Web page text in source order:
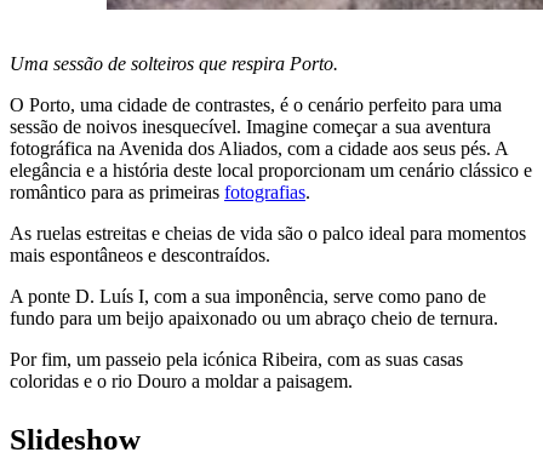
Uma sessão de solteiros que respira Porto.
O Porto, uma cidade de contrastes, é o cenário perfeito para uma
sessão de noivos inesquecível. Imagine começar a sua aventura
fotográfica na Avenida dos Aliados, com a cidade aos seus pés. A
elegância e a história deste local proporcionam um cenário clássico e
romântico para as primeiras fotografias.
As ruelas estreitas e cheias de vida são o palco ideal para momentos
mais espontâneos e descontraídos.
A ponte D. Luís I, com a sua imponência, serve como pano de
fundo para um beijo apaixonado ou um abraço cheio de ternura.
Por fim, um passeio pela icónica Ribeira, com as suas casas
coloridas e o rio Douro a moldar a paisagem.
Slideshow